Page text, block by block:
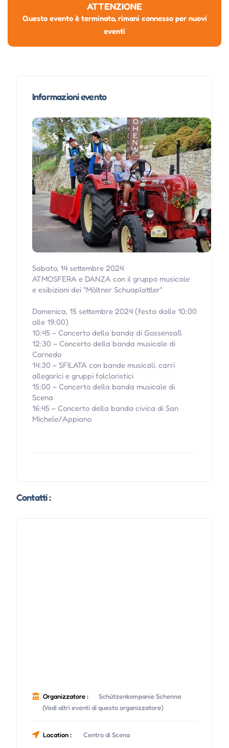
ATTENZIONE
Questo evento è terminato, rimani connesso per nuovi
eventi
Informazioni evento
Sabato, 14 settembre 2024
ATMOSFERA e DANZA con il gruppo musicale
e esibizioni dei "Möltner Schuaplattler"
Domenica, 15 settembre 2024 (festa dalle 10:00
alle 19:00)
10:45 – Concerto della banda di Gossensaß
12:30 – Concerto della banda musicale di
Cornedo
14:30 – SFILATA con bande musicali, carri
allegorici e gruppi folcloristici
15:00 – Concerto della banda musicale di
Scena
16:45 – Concerto della banda civica di San
Michele/Appiano
Contatti :
Organizzatore :
Schützenkompanie Schenna
(Vedi altri eventi di questo organizzatore)
Location : Centro di Scena